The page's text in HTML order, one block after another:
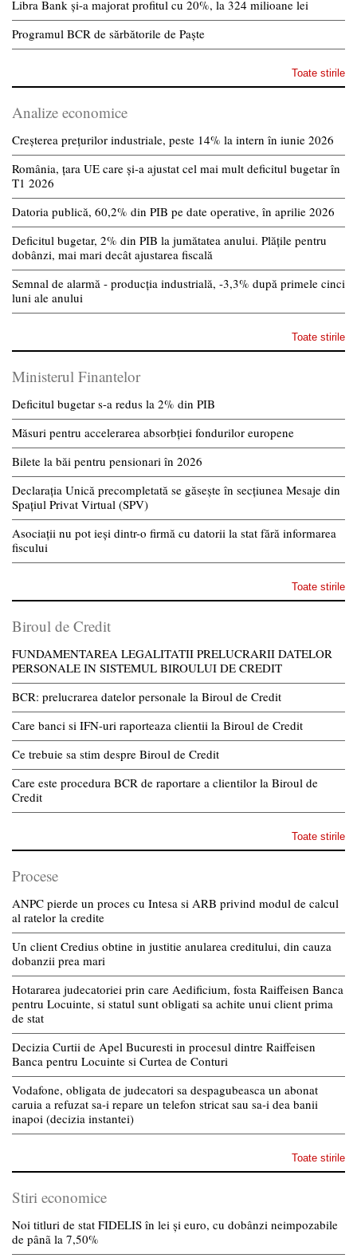
Libra Bank și-a majorat profitul cu 20%, la 324 milioane lei
Programul BCR de sărbătorile de Paște
Toate stirile
Analize economice
Creșterea prețurilor industriale, peste 14% la intern în iunie 2026
România, țara UE care și-a ajustat cel mai mult deficitul bugetar în
T1 2026
Datoria publică, 60,2% din PIB pe date operative, în aprilie 2026
Deficitul bugetar, 2% din PIB la jumătatea anului. Plățile pentru
dobânzi, mai mari decât ajustarea fiscală
Semnal de alarmă - producția industrială, -3,3% după primele cinci
luni ale anului
Toate stirile
Ministerul Finantelor
Deficitul bugetar s-a redus la 2% din PIB
Măsuri pentru accelerarea absorbției fondurilor europene
Bilete la băi pentru pensionari în 2026
Declarația Unică precompletată se găsește în secțiunea Mesaje din
Spațiul Privat Virtual (SPV)
Asociații nu pot ieși dintr-o firmă cu datorii la stat fără informarea
fiscului
Toate stirile
Biroul de Credit
FUNDAMENTAREA LEGALITATII PRELUCRARII DATELOR
PERSONALE IN SISTEMUL BIROULUI DE CREDIT
BCR: prelucrarea datelor personale la Biroul de Credit
Care banci si IFN-uri raporteaza clientii la Biroul de Credit
Ce trebuie sa stim despre Biroul de Credit
Care este procedura BCR de raportare a clientilor la Biroul de
Credit
Toate stirile
Procese
ANPC pierde un proces cu Intesa si ARB privind modul de calcul
al ratelor la credite
Un client Credius obtine in justitie anularea creditului, din cauza
dobanzii prea mari
Hotararea judecatoriei prin care Aedificium, fosta Raiffeisen Banca
pentru Locuinte, si statul sunt obligati sa achite unui client prima
de stat
Decizia Curtii de Apel Bucuresti in procesul dintre Raiffeisen
Banca pentru Locuinte si Curtea de Conturi
Vodafone, obligata de judecatori sa despagubeasca un abonat
caruia a refuzat sa-i repare un telefon stricat sau sa-i dea banii
inapoi (decizia instantei)
Toate stirile
Stiri economice
Noi titluri de stat FIDELIS în lei și euro, cu dobânzi neimpozabile
de pânã la 7,50%